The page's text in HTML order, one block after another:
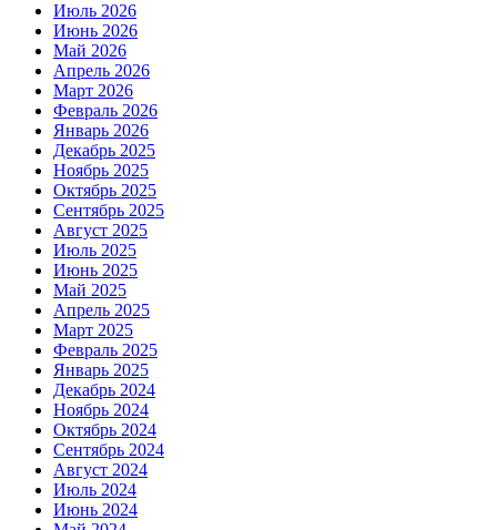
Июль 2026
Июнь 2026
Май 2026
Апрель 2026
Март 2026
Февраль 2026
Январь 2026
Декабрь 2025
Ноябрь 2025
Октябрь 2025
Сентябрь 2025
Август 2025
Июль 2025
Июнь 2025
Май 2025
Апрель 2025
Март 2025
Февраль 2025
Январь 2025
Декабрь 2024
Ноябрь 2024
Октябрь 2024
Сентябрь 2024
Август 2024
Июль 2024
Июнь 2024